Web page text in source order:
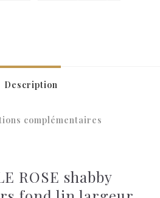
Description
complémentaires
ROSE shabby